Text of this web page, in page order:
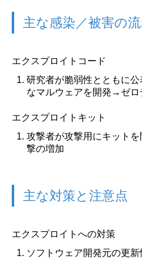
主な感染／被害の
エクスプロイトコード
研究者が脆弱性とともに
なマルウェアを開発→ゼロ
エクスプロイトキット
攻撃者が攻撃用にキット
撃の増加
主な対策と注意点
エクスプロイトへの対策
ソフトウェア開発元の更